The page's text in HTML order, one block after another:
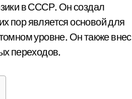
в СССР. Он создал
пор является основой для
уровне. Он также внес
переходов.